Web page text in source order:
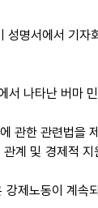
명서에서 기자
나타난 버마
관한 관련법을
계 및 경제적 지
제노동이 계속